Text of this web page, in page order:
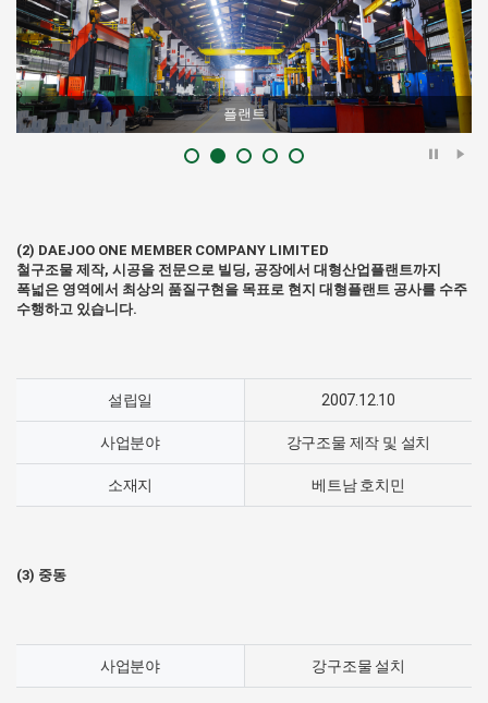
플랜트
(2) DAEJOO ONE MEMBER COMPANY LIMITED
철구조물 제작, 시공을 전문으로 빌딩, 공장에서 대형산업플랜트까지
폭넓은 영역에서 최상의 품질구현을 목표로 현지 대형플랜트 공사를 수주
수행하고 있습니다.
설립일 2007.12.10
사업분야 강구조물 제작 및 설치
소재지 베트남 호치민
(3) 중동
사업분야 강구조물 설치